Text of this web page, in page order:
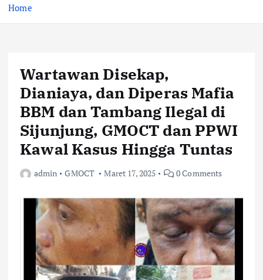
Home
Wartawan Disekap,
Dianiaya, dan Diperas Mafia
BBM dan Tambang Ilegal di
Sijunjung, GMOCT dan PPWI
Kawal Kasus Hingga Tuntas
admin GMOCT Maret 17, 2025 0 Comments